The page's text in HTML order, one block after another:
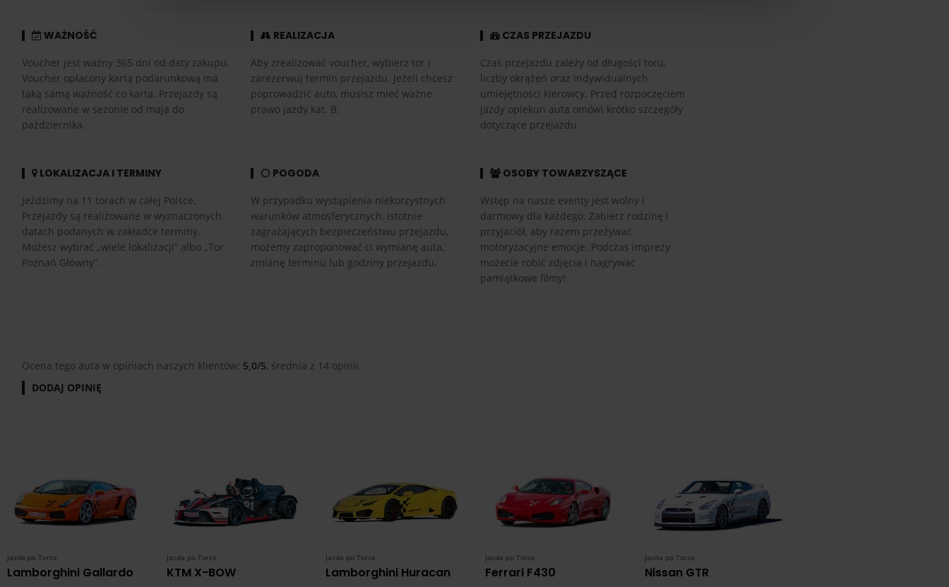
WAŻNOŚĆ
Voucher jest ważny 365 dni od daty zakupu.
Voucher opłacony kartą podarunkową ma
taką samą ważność co karta. Przejazdy są
realizowane w sezonie od maja do
października.
REALIZACJA
Aby zrealizować voucher, wybierz tor i
zarezerwuj termin przejazdu. Jeżeli chcesz
poprowadzić auto, musisz mieć ważne
prawo jazdy kat. B.
CZAS PRZEJAZDU
Czas przejazdu zależy od długości toru,
liczby okrążeń oraz indywidualnych
umiejętności kierowcy. Przed rozpoczęciem
jazdy opiekun auta omówi krótko szczegóły
dotyczące przejazdu.
LOKALIZACJA I TERMINY
Jeździmy na 11 torach w całej Polsce.
Przejazdy są realizowane w wyznaczonych
datach podanych w zakładce terminy.
Możesz wybrać „wiele lokalizacji” albo „Tor
Poznań Główny”.
POGODA
W przypadku wystąpienia niekorzystnych
warunków atmosferycznych, istotnie
zagrażających bezpieczeństwu przejazdu,
możemy zaproponować ci wymianę auta,
zmianę terminu lub godziny przejazdu.
OSOBY TOWARZYSZĄCE
Wstęp na nasze eventy jest wolny i
darmowy dla każdego. Zabierz rodzinę i
przyjaciół, aby razem przeżywać
motoryzacyjne emocje. Podczas imprezy
możecie robić zdjęcia i nagrywać
pamiątkowe filmy!
Ocena tego auta w opiniach naszych klientów: 5,0/5, średnia z 14 opinii.
DODAJ OPINIĘ
Jazda po Torze
Lamborghini Gallardo
Jazda po Torze
KTM X-BOW
Jazda po Torze
Lamborghini Huracan
Jazda po Torze
Ferrari F430
Jazda po Torze
Nissan GTR